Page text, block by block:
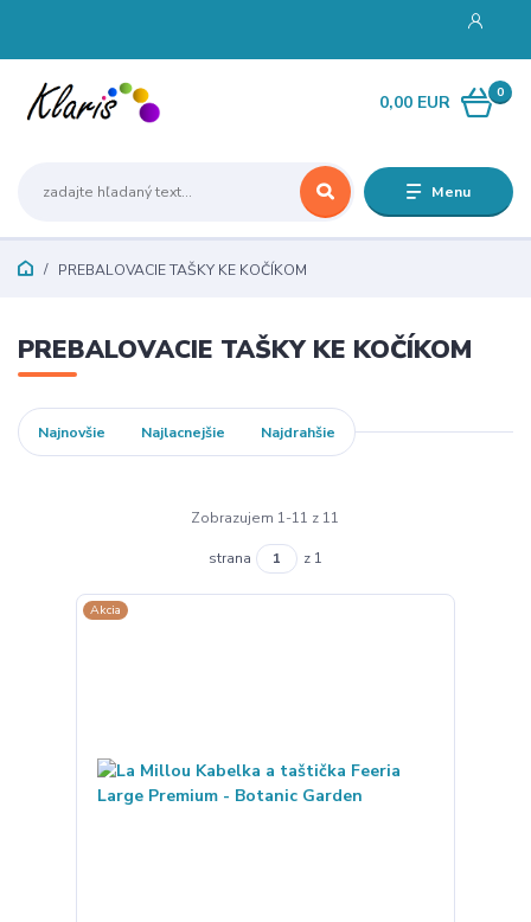
Menu
0
0,00 EUR
PREBALOVACIE TAŠKY KE KOČÍKOM
PREBALOVACIE TAŠKY KE KOČÍKOM
Najnovšie Najlacnejšie Najdrahšie
Zobrazujem 1-11 z 11
strana z 1
Akcia